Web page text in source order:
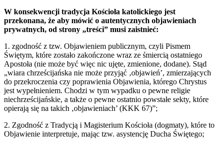
W konsekwencji tradycja Kościoła katolickiego jest
przekonana, że aby mówić o autentycznych objawieniach
prywatnych, od strony „treści” musi zaistnieć:
1. zgodność z tzw. Objawieniem publicznym, czyli Pismem
Świętym, które zostało zakończone wraz ze śmiercią ostatniego
Apostoła (nie może być więc nic ujęte, zmienione, dodane). Stąd
„wiara chrześcijańska nie może przyjąć ‚objawień’, zmierzających
do przekroczenia czy poprawienia Objawienia, którego Chrystus
jest wypełnieniem. Chodzi w tym wypadku o pewne religie
niechrześcijańskie, a także o pewne ostatnio powstałe sekty, które
opierają się na takich ‚objawieniach’ (KKK 67)”;
2. Zgodność z Tradycją i Magisterium Kościoła (dogmaty), które to
Objawienie interpretuje, mając tzw. asystencję Ducha Świętego;